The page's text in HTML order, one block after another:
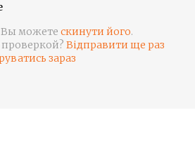
Вы можете скинути його.
Відправити ще раз
зараз